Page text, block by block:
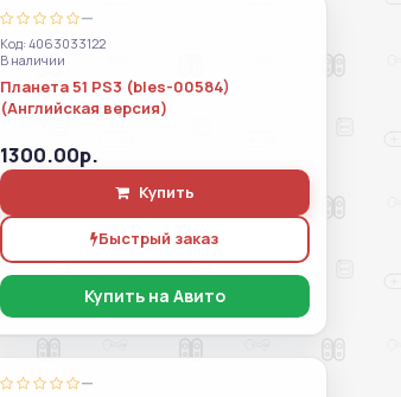
—
Код: 4063033122
В наличии
Планета 51 PS3 (bles-00584)
(Английская версия)
1300.00р.
Купить
Быстрый заказ
Купить на Авито
—